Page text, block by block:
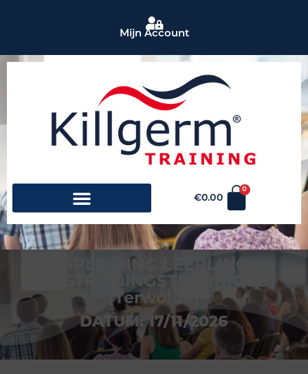
Mijn Account
€0.00
0
OPLEIDING LEERLING
BESTRIJDINGSTECHNICUS
(Terwolde)
DATUM: 17/11/2026